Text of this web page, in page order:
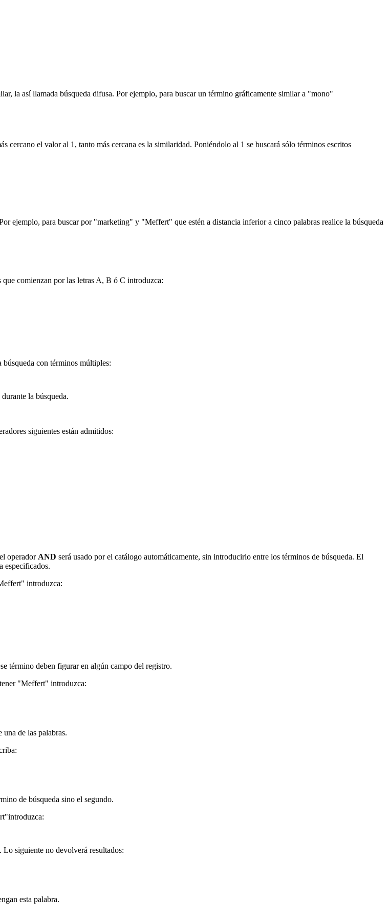
la así llamada búsqueda difusa. Por ejemplo, para buscar un término gráficamente similar a "mono"
cercano el valor al 1, tanto más cercana es la similaridad. Poniéndolo al 1 se buscará sólo términos escritos
ejemplo, para buscar por "marketing" y "Meffert" que estén a distancia inferior a cinco palabras realice la búsqueda
que comienzan por las letras A, B ó C introduzca:
con términos múltiples:
la búsqueda.
siguientes están admitidos:
operador AND será usado por el catálogo automáticamente, sin introducirlo entre los términos de búsqueda. El
especificados.
introduzca:
término deben figurar en algún campo del registro.
"Meffert" introduzca:
una de las palabras.
de búsqueda sino el segundo.
Lo siguiente no devolverá resultados:
esta palabra.